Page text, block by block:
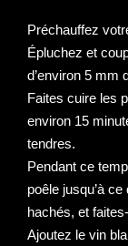
Préchauffez
Épluchez et
d’environ 5 mm
Faites cuire les
environ 15
tendres.
Pendant ce
poêle jusqu’à ce
hachés, et
Ajoutez le vin